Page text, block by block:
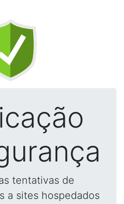
tentativas de
a sites hospedados